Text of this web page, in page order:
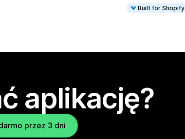
Built for Shopify
aplikację?
przez 3 dni